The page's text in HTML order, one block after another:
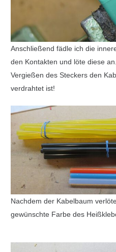
Anschließend fädle ich die
den Kontakten und löte diese an.
Vergießen des Steckers den
verdrahtet ist!
Nachdem der Kabelbaum
gewünschte Farbe des